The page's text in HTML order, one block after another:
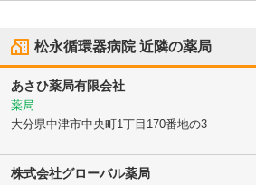
松永循環器病院近隣の薬局
あさひ薬局有限会社
薬局
大分県中津市中央町1丁目170番地の3
株式会社グローバル薬局